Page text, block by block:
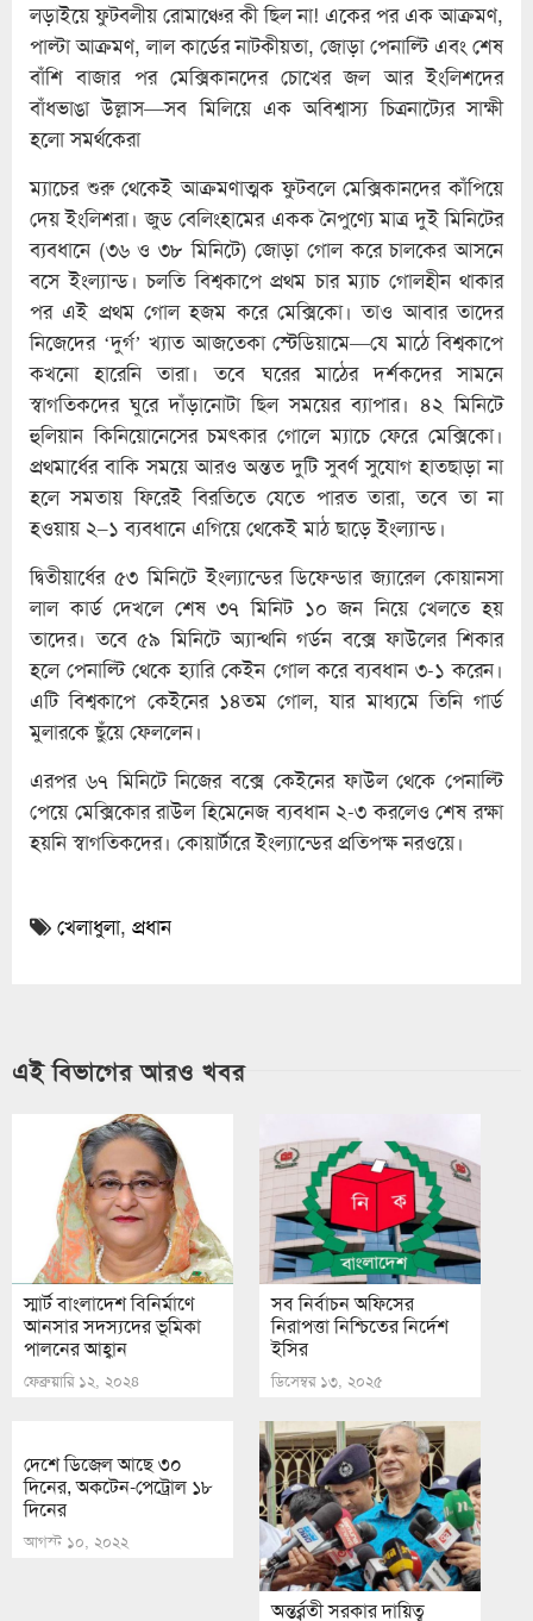
লড়াইয়ে ফুটবলীয় রোমাঞ্চের কী ছিল না! একের পর এক আক্রমণ,
পাল্টা আক্রমণ, লাল কার্ডের নাটকীয়তা, জোড়া পেনাল্টি এবং শেষ
বাঁশি বাজার পর মেক্সিকানদের চোখের জল আর ইংলিশদের
বাঁধভাঙা উল্লাস—সব মিলিয়ে এক অবিশ্বাস্য চিত্রনাট্যের সাক্ষী
হলো সমর্থকেরা
ম্যাচের শুরু থেকেই আক্রমণাত্মক ফুটবলে মেক্সিকানদের কাঁপিয়ে
দেয় ইংলিশরা। জুড বেলিংহামের একক নৈপুণ্যে মাত্র দুই মিনিটের
ব্যবধানে (৩৬ ও ৩৮ মিনিটে) জোড়া গোল করে চালকের আসনে
বসে ইংল্যান্ড। চলতি বিশ্বকাপে প্রথম চার ম্যাচ গোলহীন থাকার
পর এই প্রথম গোল হজম করে মেক্সিকো। তাও আবার তাদের
নিজেদের ‘দুর্গ’ খ্যাত আজতেকা স্টেডিয়ামে—যে মাঠে বিশ্বকাপে
কখনো হারেনি তারা। তবে ঘরের মাঠের দর্শকদের সামনে
স্বাগতিকদের ঘুরে দাঁড়ানোটা ছিল সময়ের ব্যাপার। ৪২ মিনিটে
হুলিয়ান কিনিয়োনেসের চমৎকার গোলে ম্যাচে ফেরে মেক্সিকো।
প্রথমার্ধের বাকি সময়ে আরও অন্তত দুটি সুবর্ণ সুযোগ হাতছাড়া না
হলে সমতায় ফিরেই বিরতিতে যেতে পারত তারা, তবে তা না
হওয়ায় ২–১ ব্যবধানে এগিয়ে থেকেই মাঠ ছাড়ে ইংল্যান্ড।
দ্বিতীয়ার্ধের ৫৩ মিনিটে ইংল্যান্ডের ডিফেন্ডার জ্যারেল কোয়ানসা
লাল কার্ড দেখলে শেষ ৩৭ মিনিট ১০ জন নিয়ে খেলতে হয়
তাদের। তবে ৫৯ মিনিটে অ্যান্থনি গর্ডন বক্সে ফাউলের শিকার
হলে পেনাল্টি থেকে হ্যারি কেইন গোল করে ব্যবধান ৩-১ করেন।
এটি বিশ্বকাপে কেইনের ১৪তম গোল, যার মাধ্যমে তিনি গার্ড
মুলারকে ছুঁয়ে ফেললেন।
এরপর ৬৭ মিনিটে নিজের বক্সে কেইনের ফাউল থেকে পেনাল্টি
পেয়ে মেক্সিকোর রাউল হিমেনেজ ব্যবধান ২-৩ করলেও শেষ রক্ষা
হয়নি স্বাগতিকদের। কোয়ার্টারে ইংল্যান্ডের প্রতিপক্ষ নরওয়ে।
খেলাধুলা, প্রধান
এই বিভাগের আরও খবর
স্মার্ট বাংলাদেশ বিনির্মাণে
আনসার সদস্যদের ভূমিকা
পালনের আহ্বান
ফেব্রুয়ারি ১২, ২০২৪
সব নির্বাচন অফিসের
নিরাপত্তা নিশ্চিতের নির্দেশ
ইসির
ডিসেম্বর ১৩, ২০২৫
দেশে ডিজেল আছে ৩০
দিনের, অকটেন-পেট্রোল ১৮
দিনের
আগস্ট ১০, ২০২২
অন্তর্র্বতী সরকার দায়িত্ব